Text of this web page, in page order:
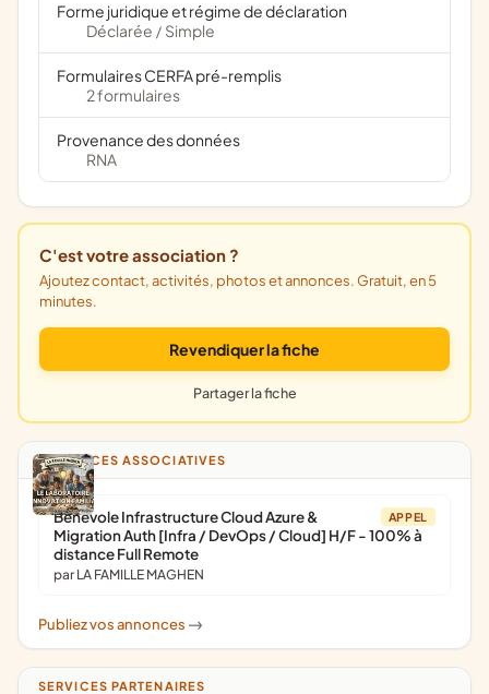
Forme juridique et régime de déclaration
Déclarée / Simple
Formulaires CERFA pré-remplis
2 formulaires
Provenance des données
RNA
C'est votre association ?
Ajoutez contact, activités, photos et annonces. Gratuit, en 5
minutes.
Revendiquer la fiche
Partager la fiche
ANNONCES ASSOCIATIVES
APPEL
Bénévole Infrastructure Cloud Azure &
Migration Auth [Infra / DevOps / Cloud] H/F - 100% à
distance Full Remote
par LA FAMILLE MAGHEN
Publiez vos annonces ->
SERVICES PARTENAIRES